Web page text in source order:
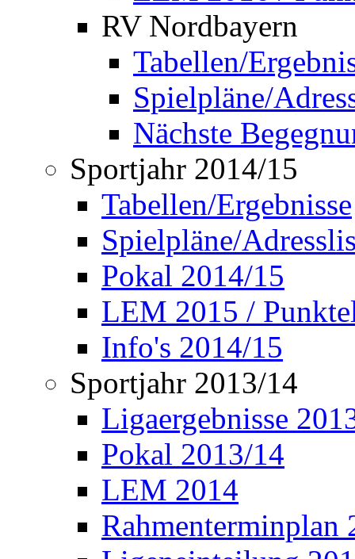
RV Nordbayern
Tabellen/
Spielpläne/
Nächste
Sportjahr 2014/15
Tabellen/Ergebnisse
Spielpläne/
Pokal 2014/15
LEM 2015 /
Info's 2014/15
Sportjahr 2013/14
Ligaergebnisse
Pokal 2013/14
LEM 2014
Rahmenterminplan